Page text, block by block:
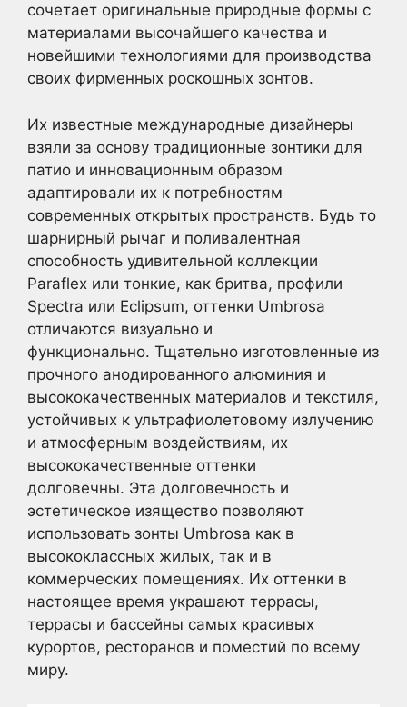
сочетает оригинальные природные формы с
материалами высочайшего качества и
новейшими технологиями для производства
своих фирменных роскошных зонтов.
Их известные международные дизайнеры
взяли за основу традиционные зонтики для
патио и инновационным образом
адаптировали их к потребностям
современных открытых пространств. Будь то
шарнирный рычаг и поливалентная
способность удивительной коллекции
Paraflex или тонкие, как бритва, профили
Spectra или Eclipsum, оттенки Umbrosa
отличаются визуально и
функционально. Тщательно изготовленные из
прочного анодированного алюминия и
высококачественных материалов и текстиля,
устойчивых к ультрафиолетовому излучению
и атмосферным воздействиям, их
высококачественные оттенки
долговечны. Эта долговечность и
эстетическое изящество позволяют
использовать зонты Umbrosa как в
высококлассных жилых, так и в
коммерческих помещениях. Их оттенки в
настоящее время украшают террасы,
террасы и бассейны самых красивых
курортов, ресторанов и поместий по всему
миру.